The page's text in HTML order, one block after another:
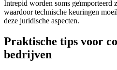
Intrepid worden soms geïmporteerd
waardoor technische keuringen
deze juridische aspecten.
Praktische tips voor
bedrijven